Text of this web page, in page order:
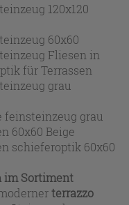
120x120
60x60
Fliesen in
für Terrassen
grau
feinsteinzeug grau
60x60 Beige
schieferoptik 60x60
im Sortiment
terrazzo